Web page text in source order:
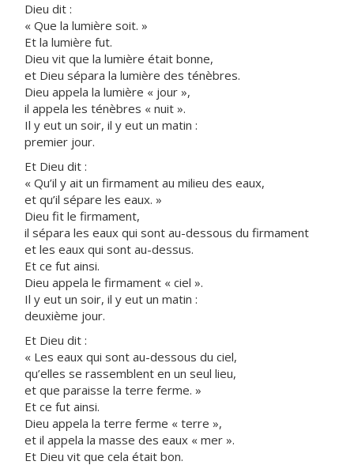
Dieu dit :
« Que la lumière soit. »
Et la lumière fut.
Dieu vit que la lumière était bonne,
et Dieu sépara la lumière des ténèbres.
Dieu appela la lumière « jour »,
il appela les ténèbres « nuit ».
Il y eut un soir, il y eut un matin :
premier jour.
Et Dieu dit :
« Qu’il y ait un firmament au milieu des eaux,
et qu’il sépare les eaux. »
Dieu fit le firmament,
il sépara les eaux qui sont au-dessous du firmament
et les eaux qui sont au-dessus.
Et ce fut ainsi.
Dieu appela le firmament « ciel ».
Il y eut un soir, il y eut un matin :
deuxième jour.
Et Dieu dit :
« Les eaux qui sont au-dessous du ciel,
qu’elles se rassemblent en un seul lieu,
et que paraisse la terre ferme. »
Et ce fut ainsi.
Dieu appela la terre ferme « terre »,
et il appela la masse des eaux « mer ».
Et Dieu vit que cela était bon.